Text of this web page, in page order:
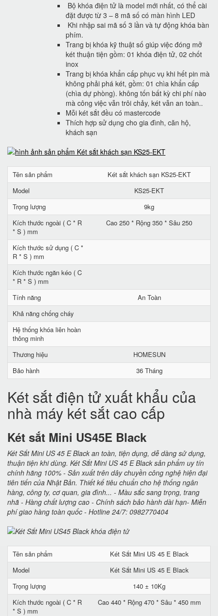
Bộ khóa điện tử là model mới nhất, có thể cài
đặt được từ 3 – 8 mã số có màn hình LED
Khi nhập sai mã số 3 lần và tự động khóa bàn
phím.
Trang bị khóa kỹ thuật số giúp việc đóng mở
két thuận tiện gồm: 01 khóa điện tử, 02 chốt
inox
Trang bị khóa khẩn cấp phục vụ khi hết pin mà
không phải phá két, gồm: 01 chìa khẩn cấp
(chìa dự phòng). không tốn bất kỳ chi phí nào
mà công việc vẫn trôi chảy, két vẫn an toàn..
Mỗi két sắt đều có mastercode
Thích hợp sử dụng cho gia đình, căn hộ,
khách sạn
Tên sản phẩm
Két sắt khách sạn KS25-EKT
Model
KS25-EKT
Trọng lượng
9kg
Kích thước ngoài ( C * R
* S ) mm
Cao 250 * Rộng 350 * Sâu 250
Kích thước sử dụng ( C *
R * S ) mm
Kích thước ngăn kéo ( C
* R * S ) mm
Tính năng
An Toàn
Khả năng chống cháy
Hệ thống khóa liên hoàn
thông minh
Thương hiệu
HOMESUN
Bảo hành
36 Tháng
Két sắt điện tử xuất khẩu của
nhà máy két sắt cao cấp
Két sắt Mini US45E Black
Két Sắt Mini US 45 E Black an toàn, tiện dụng, dễ dàng sử dụng,
thuận tiện khi dùng. Két Sắt Mini US 45 E Black sản phẩm uy tín
chính hãng 100% - Sản xuất trên dây chuyền công nghệ hiện đại
tiên tiến của Nhật Bản. Thiết kế tiêu chuẩn cho hệ thống ngân
hàng, công ty, cơ quan, gia đình... - Màu sắc sang trọng, trang
nhã - Hàng chất lượng cao - Chính sách bảo hành dài hạn- Miễn
phí giao hàng toàn quốc - Hotline 24/7: 0982770404
Tên sản phẩm
Két Sắt Mini US 45 E Black
Model
Két Sắt Mini US 45 E Black
Trọng lượng
140 ± 10Kg
Kích thước ngoài ( C * R
* S ) mm
Cao 440 * Rộng 470 * Sâu * 450 mm